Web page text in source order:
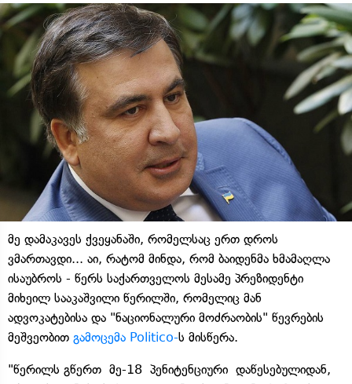
მე დამაკავეს ქვეყანაში, რომელსაც ერთ დროს
ვმართავდი... აი, რატომ მინდა, რომ ბაიდენმა ხმამაღლა
ისაუბროს - წერს საქართველოს მესამე პრეზიდენტი
მიხეილ სააკაშვილი წერილში, რომელიც მან
ადვოკატებისა და "ნაციონალური მოძრაობის" წევრების
მეშვეობით გამოცემა Politico-ს მისწერა.
"წერილს გწერთ მე-18 პენიტენციური დაწესებულიდან,